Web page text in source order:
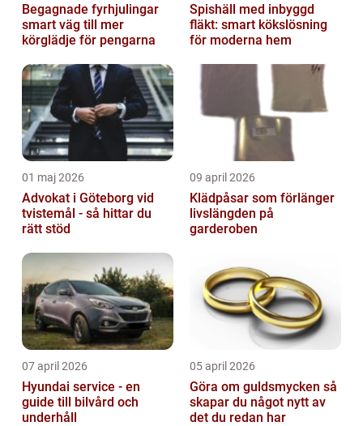
Begagnade fyrhjulingar
smart väg till mer
körglädje för pengarna
Spishäll med inbyggd
fläkt: smart kökslösning
för moderna hem
01 maj 2026
Advokat i Göteborg vid
tvistemål - så hittar du
rätt stöd
09 april 2026
Klädpåsar som förlänger
livslängden på
garderoben
07 april 2026
Hyundai service - en
guide till bilvård och
underhåll
05 april 2026
Göra om guldsmycken så
skapar du något nytt av
det du redan har